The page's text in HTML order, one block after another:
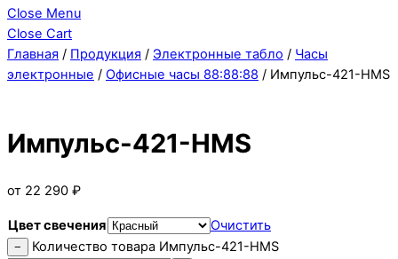
Close Menu
Close Cart
Главная / Продукция / Электронные табло / Часы
электронные / Офисные часы 88:88:88 / Импульс-421-HMS
Импульс-421-HMS
от 22 290 ₽
Цвет свечения Очистить
− Количество товара Импульс-421-HMS